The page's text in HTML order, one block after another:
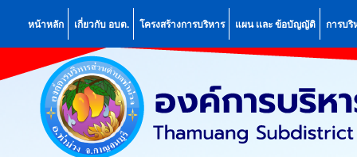
หน้าหลัก เกี่ยวกับ อบต. โครงสร้างการบริหาร แผน เเละ ข้อบัญญัติ การบริ